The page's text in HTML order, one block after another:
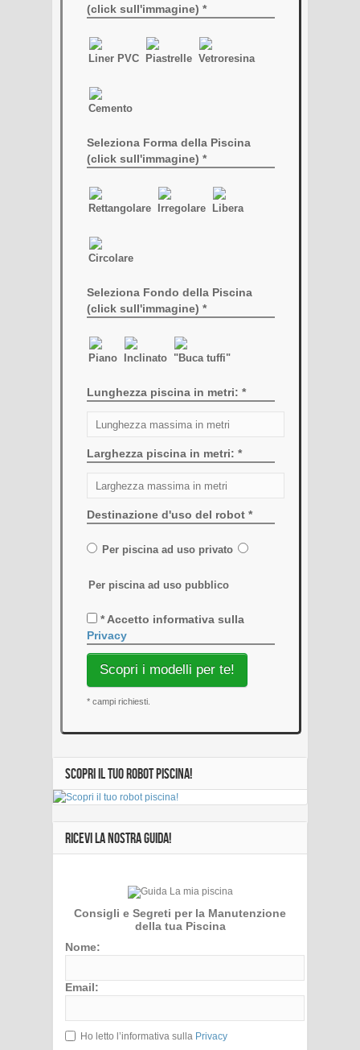
(click sull'immagine) *
Liner PVC Piastrelle Vetroresina
Cemento
Seleziona Forma della Piscina
(click sull'immagine) *
Rettangolare Irregolare Libera
Circolare
Seleziona Fondo della Piscina
(click sull'immagine) *
Piano Inclinato "Buca tuffi"
Lunghezza piscina in metri: *
Larghezza piscina in metri: *
Destinazione d'uso del robot *
Per piscina ad uso privato
Per piscina ad uso pubblico
* Accetto informativa sulla
Privacy
Scopri i modelli per te!
* campi richiesti.
SCOPRI IL TUO ROBOT PISCINA!
RICEVI LA NOSTRA GUIDA!
Consigli e Segreti per la Manutenzione
della tua Piscina
Nome:
Email:
Ho letto l’informativa sulla Privacy